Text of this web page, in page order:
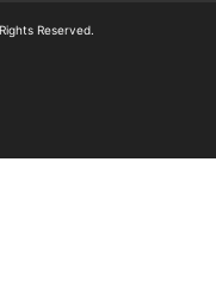
Reserved.